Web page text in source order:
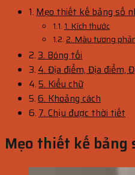
Mẹo thiết kế bảng số
1. Kích thước
2. Màu tương
3. Bóng tối
4. Địa điểm, Địa điểm,
5. Kiểu chữ
6. Khoảng cách
7. Chịu được thời tiết
Mẹo thiết kế bảng